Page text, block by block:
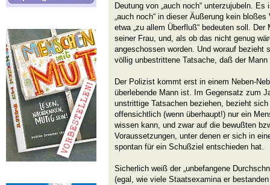
Deutung von „auch noch“ unterzujubeln.
„auch noch“ in dieser Äußerung kein
etwa „zu allem Überfluß“ bedeuten soll.
seiner Frau, und, als ob das nicht genug
angeschossen worden. Und worauf bezieht
völlig unbestrittene Tatsache, daß der
Der Polizist kommt erst in einem Neben-
überlebende Mann ist. Im Gegensatz zum
unstrittige Tatsachen beziehen, bezieht
offensichtlich (wenn überhaupt!) nur ein
wissen kann, und zwar auf die bewußten
Voraussetzungen, unter denen er sich in
spontan für ein Schußziel entschieden hat.
Sicherlich weiß der „unbefangene
(egal, wie viele Staatsexamina er